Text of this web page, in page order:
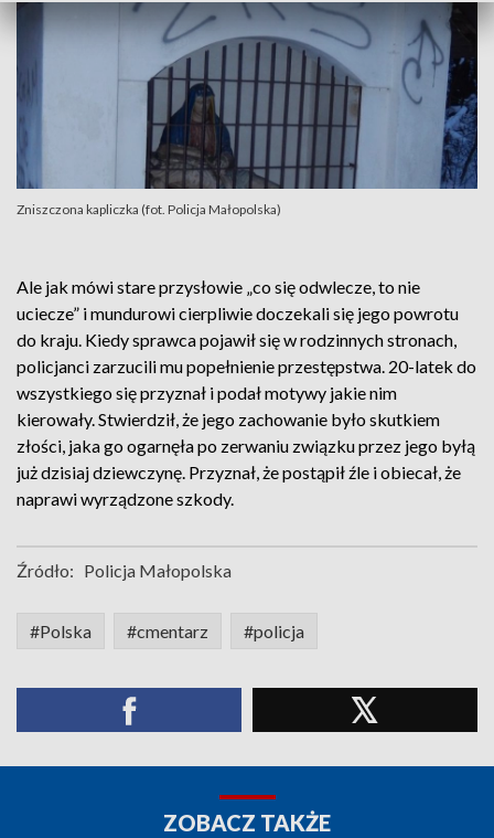
Zniszczona kapliczka (fot. Policja Małopolska)
Ale jak mówi stare przysłowie „co się odwlecze, to nie
uciecze” i mundurowi cierpliwie doczekali się jego powrotu
do kraju. Kiedy sprawca pojawił się w rodzinnych stronach,
policjanci zarzucili mu popełnienie przestępstwa. 20-latek do
wszystkiego się przyznał i podał motywy jakie nim
kierowały. Stwierdził, że jego zachowanie było skutkiem
złości, jaka go ogarnęła po zerwaniu związku przez jego byłą
już dzisiaj dziewczynę. Przyznał, że postąpił źle i obiecał, że
naprawi wyrządzone szkody.
Źródło: Policja Małopolska
#Polska #cmentarz #policja
ZOBACZ TAKŻE